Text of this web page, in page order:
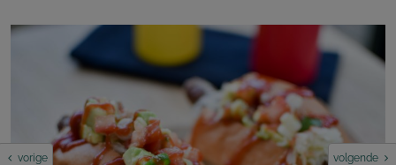
vorige volgende